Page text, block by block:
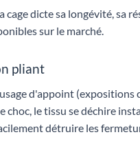
dicte sa longévité, sa
sur le marché.
pliant
d'appoint (expositions
choc, le tissu se déchire
détruire les